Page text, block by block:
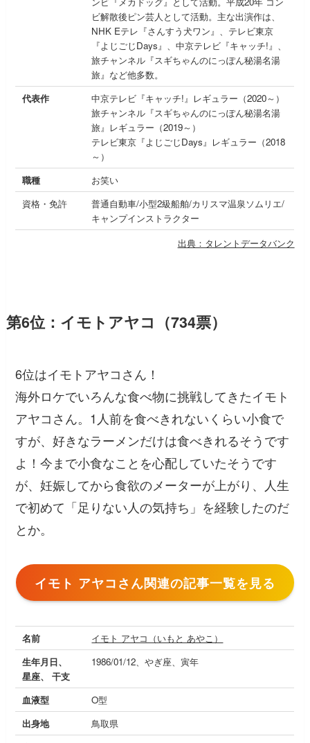
ビ解散後ピン芸人として活動。主な出演作は、
NHK Eテレ『さんすう犬ワン』、テレビ東京
『よじごじDays』、中京テレビ『キャッチ!』、
旅チャンネル『スギちゃんのにっぽん秘湯名湯
旅』など他多数。
代表作
中京テレビ『キャッチ!』レギュラー（2020～）
旅チャンネル『スギちゃんのにっぽん秘湯名湯
旅』レギュラー（2019～）
テレビ東京『よじごじDays』レギュラー（2018
～）
職種
お笑い
資格・免許
普通自動車/小型2級船舶/カリスマ温泉ソムリエ/
キャンプインストラクター
出典：タレントデータバンク
第6位：イモトアヤコ（734票）
6位はイモトアヤコさん！
海外ロケでいろんな食べ物に挑戦してきたイモト
アヤコさん。1人前を食べきれないくらい小食で
すが、好きなラーメンだけは食べきれるそうです
よ！今まで小食なことを心配していたそうです
が、妊娠してから食欲のメーターが上がり、人生
で初めて「足りない人の気持ち」を経験したのだ
とか。
イモト アヤコさん関連の記事一覧を見る
名前
イモト アヤコ（いもと あやこ）
生年月日、
星座、 干支
1986/01/12、やぎ座、寅年
血液型
O型
出身地
鳥取県